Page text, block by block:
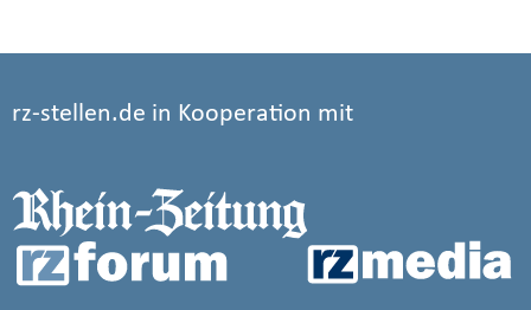
rz-stellen.de in Kooperation mit